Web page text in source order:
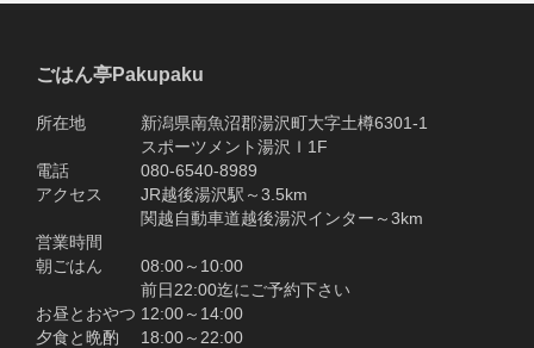
ごはん亭Pakupaku
所在地 新潟県南魚沼郡湯沢町大字土樽6301-1
スポーツメント湯沢Ｉ1F
電話 080-6540-8989
アクセス JR越後湯沢駅～3.5km
関越自動車道越後湯沢インター～3km
営業時間
朝ごはん 08:00～10:00
前日22:00迄にご予約下さい
お昼とおやつ 12:00～14:00
夕食と晩酌 18:00～22:00